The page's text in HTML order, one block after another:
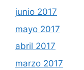
junio 2017
mayo 2017
abril 2017
marzo 2017